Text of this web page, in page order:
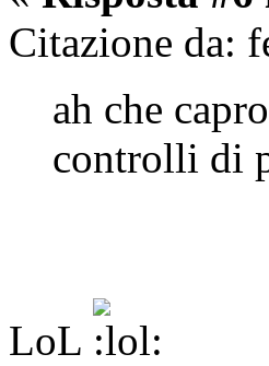
Citazione da:
ah che
controlli di
LoL